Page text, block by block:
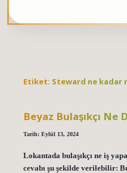
Etiket: Steward ne kadar
Beyaz Bulaşıkçı Ne
Tarih: Eylül 13, 2024
Lokantada bulaşıkçı ne iş
cevabı şu şekilde verilebilir: